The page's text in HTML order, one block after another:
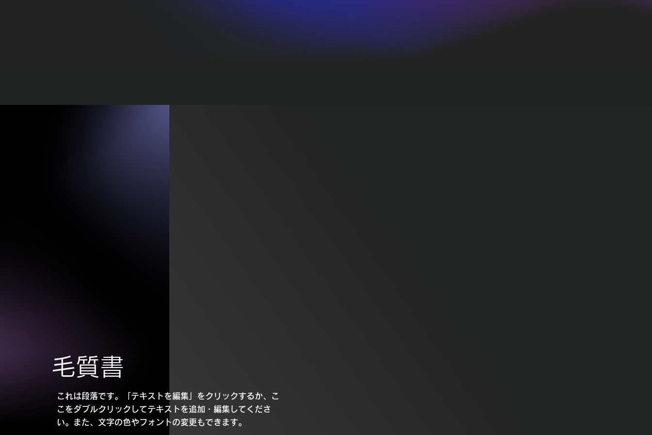
これは段落です。「テキストを編集」をクリックするか、こ
こをダブルクリックしてテキストを追加・編集してくださ
い。また、文字の色やフォントの変更もできます。
毛質書